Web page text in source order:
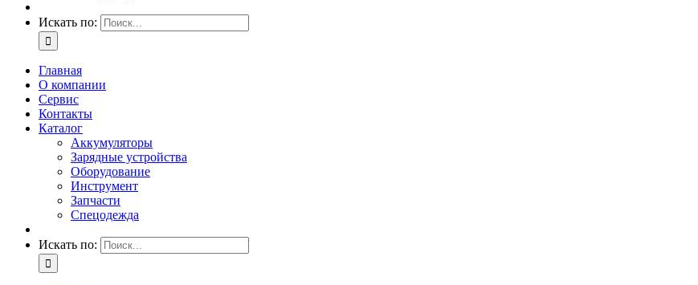
Искать по:
Главная
О компании
Сервис
Контакты
Каталог
Аккумуляторы
Зарядные устройства
Оборудование
Инструмент
Запчасти
Спецодежда
Искать по: